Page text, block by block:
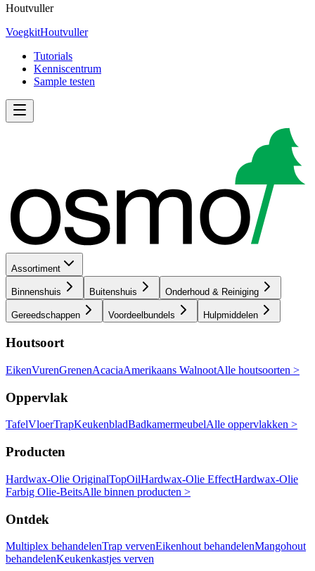
Houtvuller
VoegkitHoutvuller
Tutorials
Kenniscentrum
Sample testen
Assortiment
Binnenshuis Buitenshuis Onderhoud & Reiniging
Gereedschappen Voordeelbundels Hulpmiddelen
Houtsoort
EikenVurenGrenenAcaciaAmerikaans WalnootAlle houtsoorten >
Oppervlak
TafelVloerTrapKeukenbladBadkamermeubelAlle oppervlakken >
Producten
Hardwax-Olie OriginalTopOilHardwax-Olie EffectHardwax-Olie
Farbig Olie-BeitsAlle binnen producten >
Ontdek
Multiplex behandelenTrap vervenEikenhout behandelenMangohout
behandelenKeukenkastjes verven